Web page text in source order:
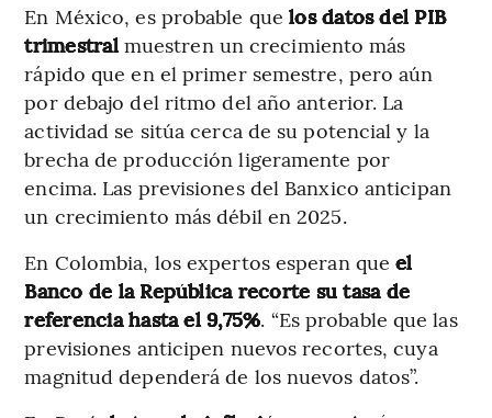
En México, es probable quelos datos del PIB
trimestralmuestren un crecimiento más
rápido que en el primer semestre, pero aún
por debajo del ritmo del año anterior. La
actividad se sitúa cerca de su potencial y la
brecha de producción ligeramente por
encima. Las previsiones del Banxico anticipan
un crecimiento más débil en 2025.
En Colombia, los expertos esperan queel
Banco de la República recorte su tasa de
referencia hasta el 9,75%. “Es probable que las
previsiones anticipen nuevos recortes, cuya
magnitud dependerá de los nuevos datos”.